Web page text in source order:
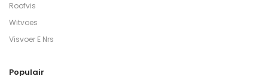
Roofvis
Witvoes
Visvoer E Nrs
Populair